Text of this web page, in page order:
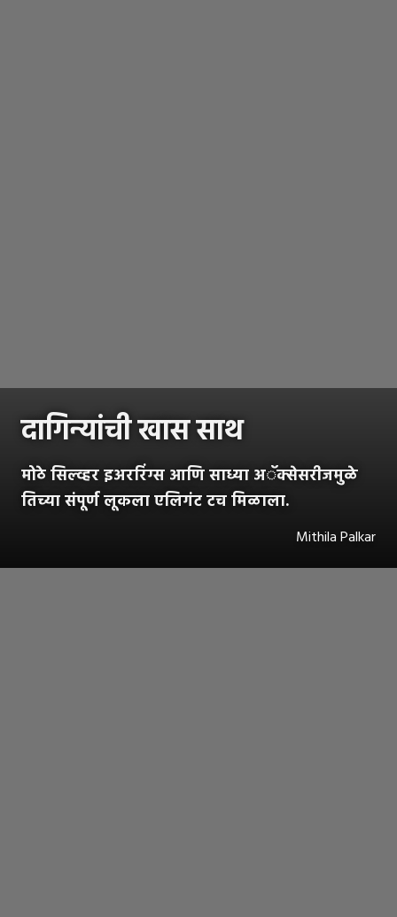
दागिन्यांची खास साथ
मोठे सिल्व्हर इअररिंग्स आणि साध्या अॅक्सेसरीजमुळे
तिच्या संपूर्ण लूकला एलिगंट टच मिळाला.
Mithila Palkar